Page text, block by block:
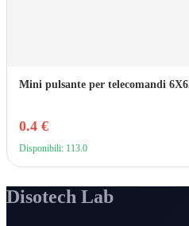
Mini pulsante per telecomandi
0.4 €
Disponibili: 113.0
Disotech Lab